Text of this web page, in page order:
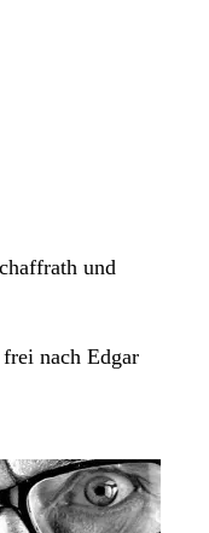
und
nach Edgar